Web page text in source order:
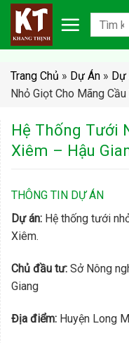
Chuyển
nội
Trang Chủ » Dự Án » Dự
Nhỏ Giọt Cho Mãng
Hệ Thống Tưới
Xiêm – Hậu
THÔNG TIN DỰ ÁN
Dự án: Hệ thống tưới
Xiêm.
Chủ đầu tư: Sở Nông
Giang
Địa điểm: Huyện Long